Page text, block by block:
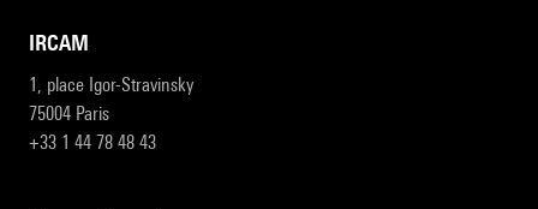
IRCAM
1, place Igor-Stravinsky
75004 Paris
+33 1 44 78 48 43